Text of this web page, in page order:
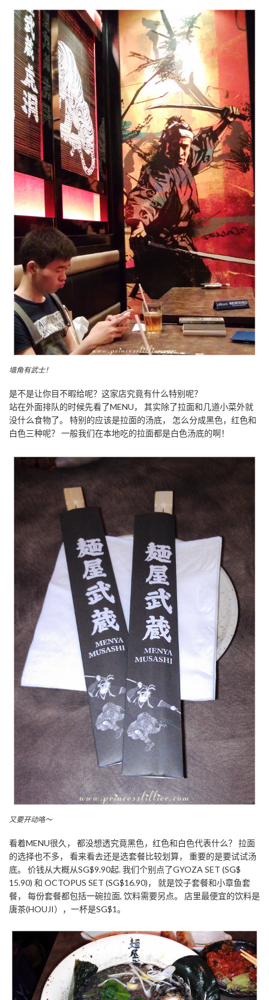
墙角有武士！
是不是让你目不暇给呢？这家店究竟有什么特别呢？
站在外面排队的时候先看了MENU， 其实除了拉面和几道小菜外就
没什么食物了。 特别的应该是拉面的汤底， 怎么分成黑色，红色和
白色三种呢？ 一般我们在本地吃的拉面都是白色汤底的啊！
又要开动咯～
看着MENU很久， 都没想透究竟黑色，红色和白色代表什么？ 拉面
的选择也不多， 看来看去还是选套餐比较划算， 重要的是要试试汤
底。 价钱从大概从SG$9.90起. 我们个别点了GYOZA SET (SG$
15.90) 和 OCTOPUS SET (SG$16.90)， 就是饺子套餐和小章鱼套
餐， 每份套餐都包括一碗拉面, 饮料需要另点。 店里最便宜的饮料是
唐茶(HOUJI），一杯是SG$1。